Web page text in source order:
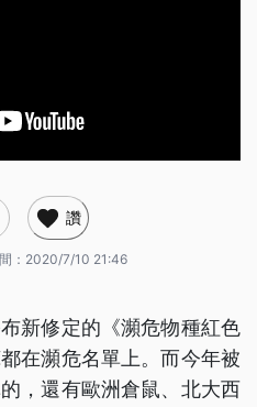
讚
： 2020/7/10 21:46
新修定的《瀕危物種紅色
在瀕危名單上。而今年被
，還有歐洲倉鼠、北大西